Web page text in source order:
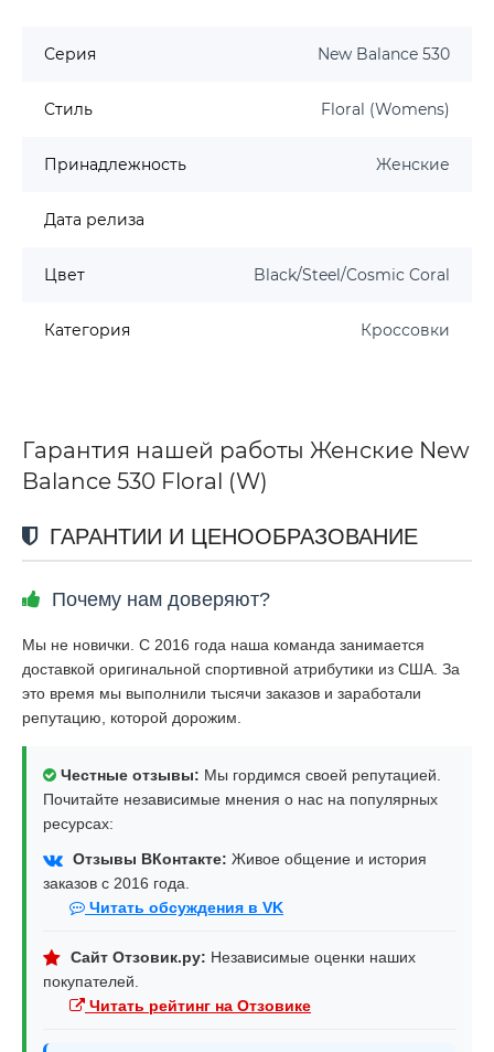
Серия New Balance 530
Стиль Floral (Womens)
Принадлежность Женские
Дата релиза
Цвет Black/Steel/Cosmic Coral
Категория Кроссовки
Гарантия нашей работы Женские New
Balance 530 Floral (W)
ГАРАНТИИ И ЦЕНООБРАЗОВАНИЕ
Почему нам доверяют?
Мы не новички. С 2016 года наша команда занимается
доставкой оригинальной спортивной атрибутики из США. За
это время мы выполнили тысячи заказов и заработали
репутацию, которой дорожим.
Честные отзывы: Мы гордимся своей репутацией.
Почитайте независимые мнения о нас на популярных
ресурсах:
Отзывы ВКонтакте: Живое общение и история
заказов с 2016 года.
Читать обсуждения в VK
Сайт Отзовик.ру: Независимые оценки наших
покупателей.
Читать рейтинг на Отзовике